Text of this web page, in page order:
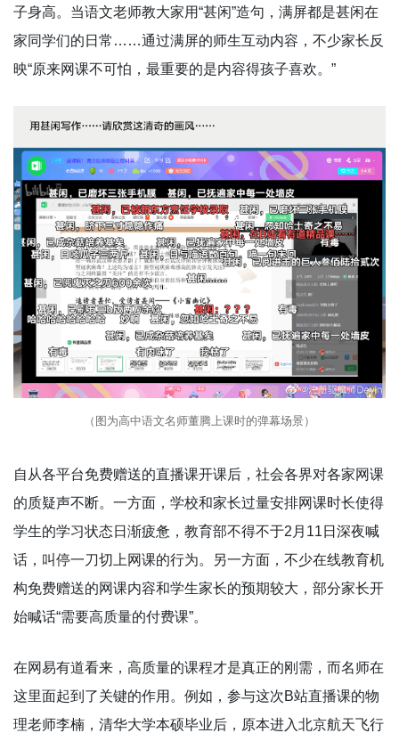
子身高。当语文老师教大家用“甚闲”造句，满屏都是甚闲在
家同学们的日常……通过满屏的师生互动内容，不少家长反
映“原来网课不可怕，最重要的是内容得孩子喜欢。”
（图为高中语文名师董腾上课时的弹幕场景）
自从各平台免费赠送的直播课开课后，社会各界对各家网课
的质疑声不断。一方面，学校和家长过量安排网课时长使得
学生的学习状态日渐疲惫，教育部不得不于2月11日深夜喊
话，叫停一刀切上网课的行为。另一方面，不少在线教育机
构免费赠送的网课内容和学生家长的预期较大，部分家长开
始喊话“需要高质量的付费课”。
在网易有道看来，高质量的课程才是真正的刚需，而名师在
这里面起到了关键的作用。例如，参与这次B站直播课的物
理老师李楠，清华大学本硕毕业后，原本进入北京航天飞行